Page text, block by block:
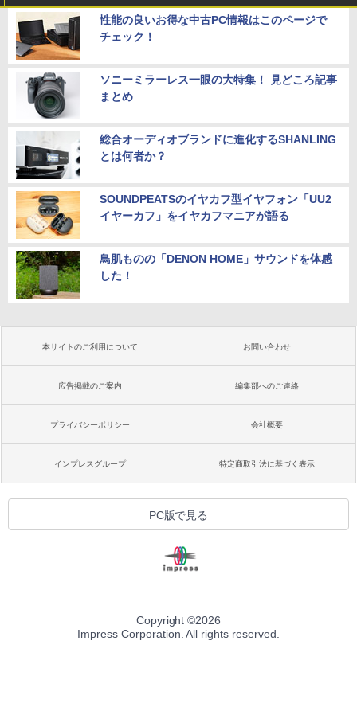
性能の良いお得な中古PC情報はこのページで
チェック！
ソニーミラーレス一眼の大特集！ 見どころ記事
まとめ
総合オーディオブランドに進化するSHANLING
とは何者か？
SOUNDPEATSのイヤカフ型イヤフォン「UU2
イヤーカフ」をイヤカフマニアが語る
鳥肌ものの「DENON HOME」サウンドを体感
した！
本サイトのご利用について お問い合わせ
広告掲載のご案内 編集部へのご連絡
プライバシーポリシー 会社概要
インプレスグループ 特定商取引法に基づく表示
PC版で見る
Copyright ©2026
Impress Corporation. All rights reserved.